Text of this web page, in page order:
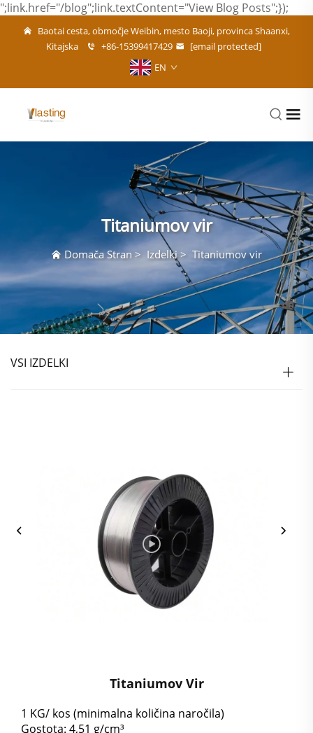
";link.href="/blog";link.textContent="View Blog Posts";});
Baotai cesta, območje Weibin, mesto Baoji, provinca Shaanxi,
Kitajska
+86-15399417429
[email protected]
EN
Titaniumov vir
Domača Stran > Izdelki > Titaniumov vir
VSI IZDELKI
Titaniumov Vir
1 KG/ kos (minimalna količina naročila)
Gostota: 4,51 g/cm³